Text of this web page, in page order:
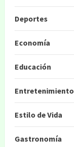
Deportes
Economía
Educación
Entretenimiento
Estilo de Vida
Gastronomía